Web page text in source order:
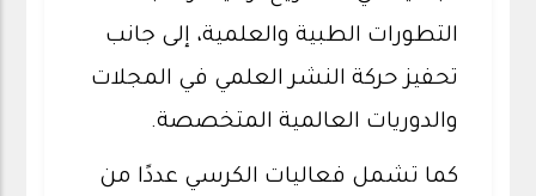
التطورات الطبية والعلمية، إلى جانب
تحفيز حركة النشر العلمي في المجلات
والدوريات العالمية المتخصصة.
كما تشمل فعاليات الكرسي عددًا من